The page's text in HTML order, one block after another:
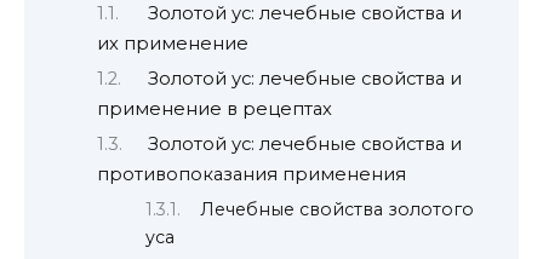
Золотой ус: лечебные свойства и
их применение
Золотой ус: лечебные свойства и
применение в рецептах
Золотой ус: лечебные свойства и
противопоказания применения
Лечебные свойства золотого
уса